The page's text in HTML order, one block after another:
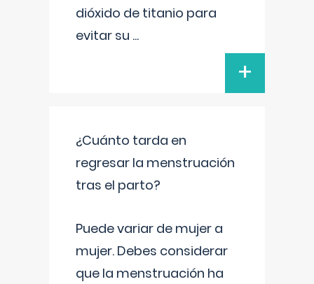
dióxido de titanio para
evitar su ...
+
¿Cuánto tarda en
regresar la menstruación
tras el parto?
Puede variar de mujer a
mujer. Debes considerar
que la menstruación ha